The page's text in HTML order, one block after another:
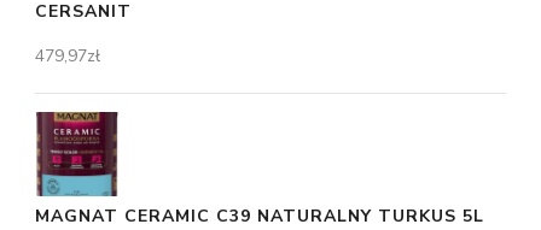
CERSANIT
479,97zł
MAGNAT CERAMIC C39 NATURALNY TURKUS 5L